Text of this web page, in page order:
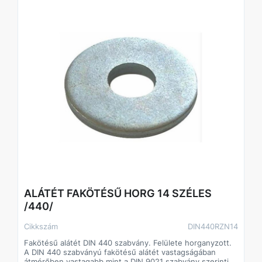
ALÁTÉT FAKÖTÉSŰ HORG 14 SZÉLES
/440/
Cikkszám
DIN440RZN14
Fakötésű alátét DIN 440 szabvány. Felülete horganyzott.
A DIN 440 szabványú fakötésű alátét vastagságában